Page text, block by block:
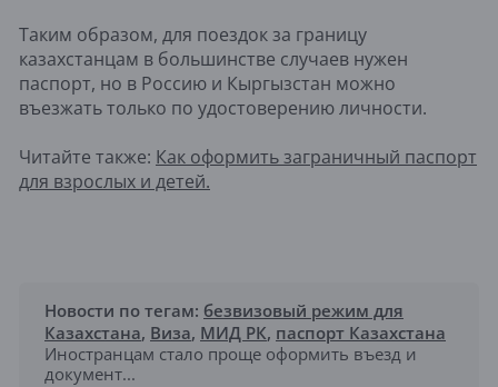
Таким образом, для поездок за границу
казахстанцам в большинстве случаев нужен
паспорт, но в Россию и Кыргызстан можно
въезжать только по удостоверению личности.
Читайте также: Как оформить заграничный паспорт
для взрослых и детей.
Новости по тегам: безвизовый режим для
Казахстана, Виза, МИД РК, паспорт Казахстана
Иностранцам стало проще оформить въезд и
документ...